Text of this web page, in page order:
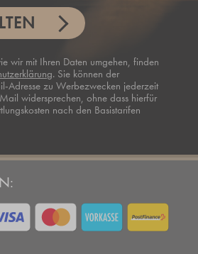
wir mit Ihren Daten umgehen, finden
. Sie können der
Adresse zu Werbezwecken jederzeit
widersprechen, ohne dass hierfür
nach den Basistarifen